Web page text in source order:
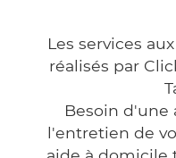
Les services
réalisés par
Besoin d'une
l'entretien de